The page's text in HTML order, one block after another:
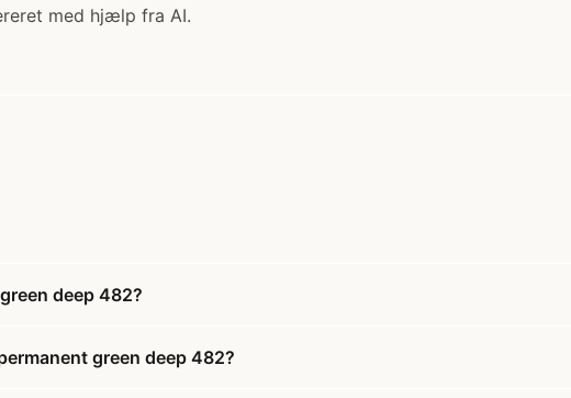
med hjælp fra AI.
deep 482?
green deep 482?